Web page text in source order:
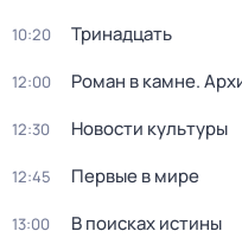
10:20 Тринадцать
12:00 Роман в камне.
12:30 Новости культуры
12:45 Первые в мире
13:00 В поисках истины